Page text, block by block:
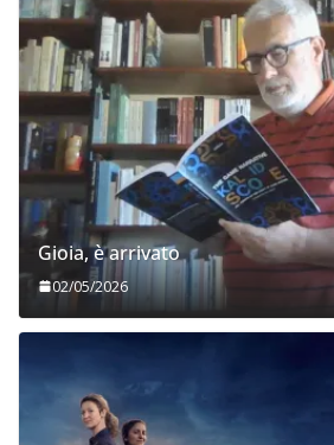
Gioia, è arrivato
02/05/2026